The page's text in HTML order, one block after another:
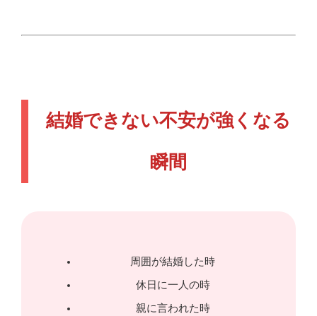
結婚できない不安が強くなる
瞬間
周囲が結婚した時
休日に一人の時
親に言われた時